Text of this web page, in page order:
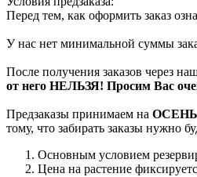
Перед тем, как оформить заказ
У нас нет минимальной суммы
После получения заказов через
от него НЕЛЬЗЯ! Просим Вас
Предзаказы принимаем на ОСЕНЬ
тому, что забирать заказы нужно
Основным условием
Цена на растение